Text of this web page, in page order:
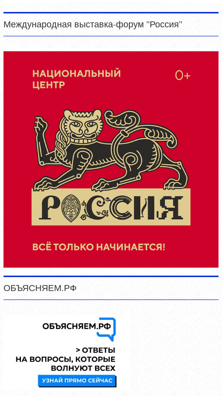
Международная выставка-форум "Россия"
ОБЪЯСНЯЕМ.РФ